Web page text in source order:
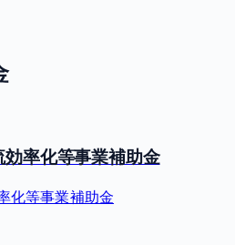
率化等事業補助金
化等事業補助金